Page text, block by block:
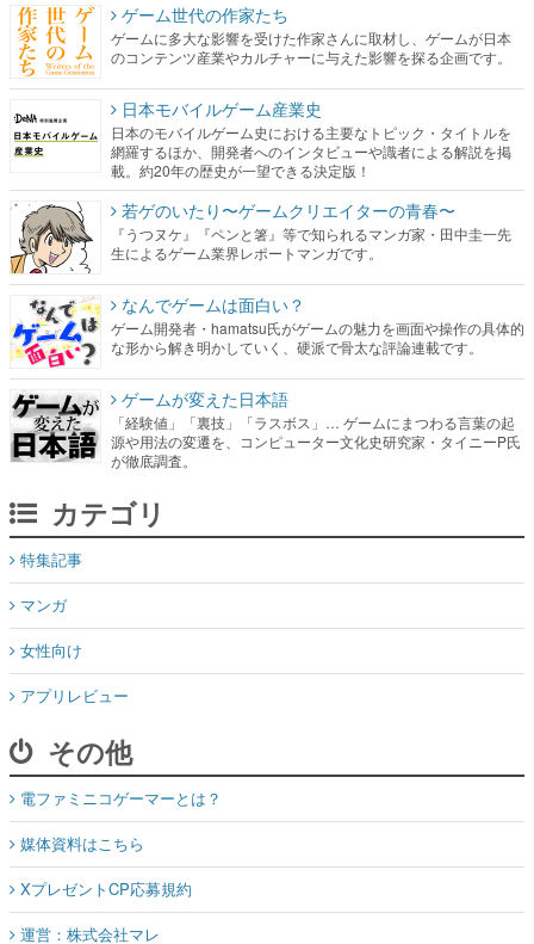
ゲーム世代の作家たち
ゲームに多大な影響を受けた作家さんに取材し、ゲームが日本
のコンテンツ産業やカルチャーに与えた影響を探る企画です。
日本モバイルゲーム産業史
日本のモバイルゲーム史における主要なトピック・タイトルを
網羅するほか、開発者へのインタビューや識者による解説を掲
載。約20年の歴史が一望できる決定版！
若ゲのいたり〜ゲームクリエイターの青春〜
『うつヌケ』『ペンと箸』等で知られるマンガ家・田中圭一先
生によるゲーム業界レポートマンガです。
なんでゲームは面白い？
ゲーム開発者・hamatsu氏がゲームの魅力を画面や操作の具体的
な形から解き明かしていく、硬派で骨太な評論連載です。
ゲームが変えた日本語
「経験値」「裏技」「ラスボス」… ゲームにまつわる言葉の起
源や用法の変遷を、コンピューター文化史研究家・タイニーP氏
が徹底調査。
カテゴリ
特集記事
マンガ
女性向け
アプリレビュー
その他
電ファミニコゲーマーとは？
媒体資料はこちら
XプレゼントCP応募規約
運営：株式会社マレ